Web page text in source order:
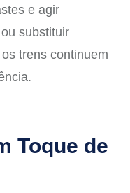
e agir
substituir
trens continuem
Toque de